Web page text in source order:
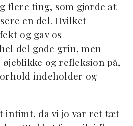
flere ting, som gjorde at
en del. Hvilket
og gav os
del gode grin, men
og refleksion på,
indeholder og
intimt, da vi jo var ret tæt